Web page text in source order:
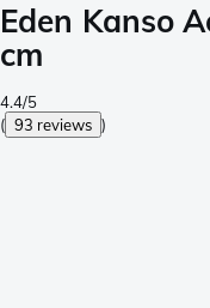
Eden Kanso
cm
4.4/5
( 93 reviews )